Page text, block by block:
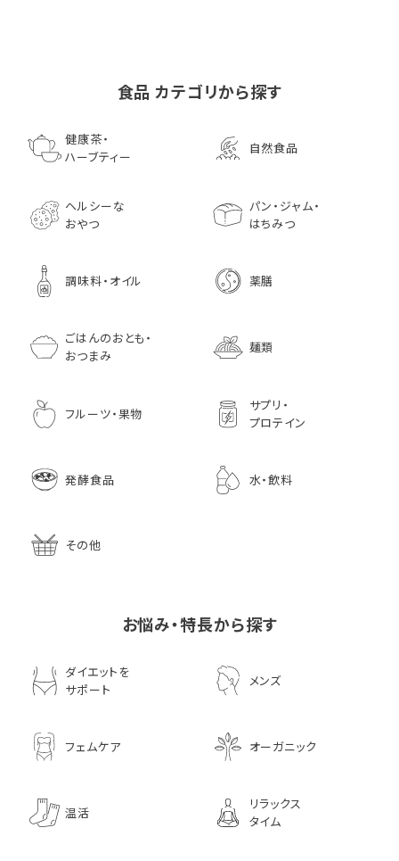
ールド）140ｇ 調味料 粒
マスタード
鰹節 食べる削り節
70g× 10袋セット おつま
75g（50袋）
1,296
食品 カテゴリから探す
健康茶・
ハーブティー
自然食品
ヘルシーな
おやつ
パン・ジャム・
はちみつ
調味料・オイル 薬膳
ごはんのおとも・
おつまみ
麺類
フルーツ・果物
サプリ・
プロテイン
発酵食品 水・飲料
その他
お悩み・特長から探す
ダイエットを
サポート
メンズ
フェムケア オーガニック
温活
リラックス
タイム